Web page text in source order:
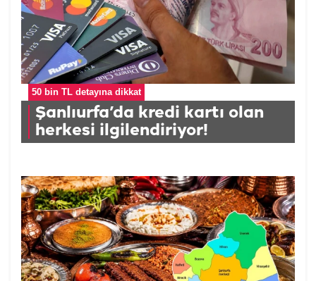
50 bin TL detayına dikkat
Şanlıurfa’da kredi kartı olan
herkesi ilgilendiriyor!